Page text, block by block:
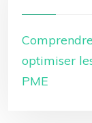
optimiser
PME